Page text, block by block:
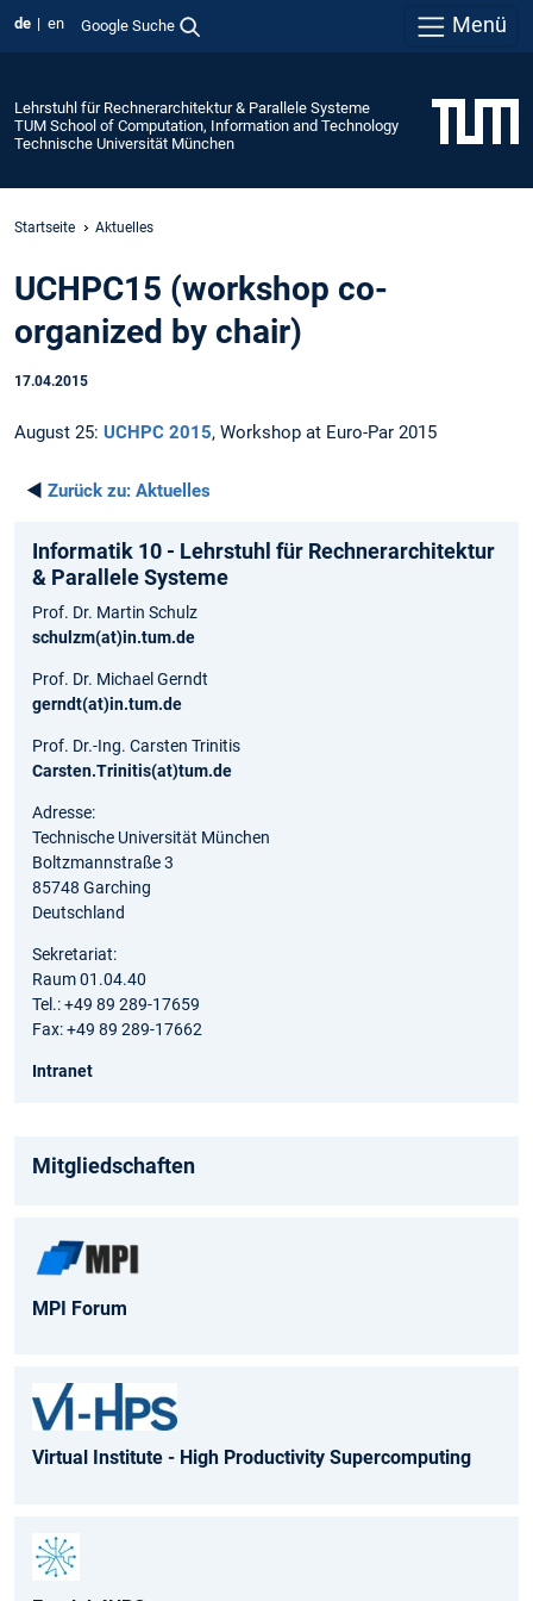
de en Google Suche Menü
Lehrstuhl für Rechnerarchitektur & Parallele Systeme
TUM School of Computation, Information and Technology
Technische Universität München
Startseite Aktuelles
UCHPC15 (workshop co-
organized by chair)
17.04.2015
August 25: UCHPC 2015, Workshop at Euro-Par 2015
◄ Zurück zu: Aktuelles
Informatik 10 - Lehrstuhl für Rechnerarchitektur
& Parallele Systeme
Prof. Dr. Martin Schulz
schulzm(at)in.tum.de
Prof. Dr. Michael Gerndt
gerndt(at)in.tum.de
Prof. Dr.-Ing. Carsten Trinitis
Carsten.Trinitis(at)tum.de
Adresse:
Technische Universität München
Boltzmannstraße 3
85748 Garching
Deutschland
Sekretariat:
Raum 01.04.40
Tel.: +49 89 289-17659
Fax: +49 89 289-17662
Intranet
Mitgliedschaften
MPI Forum
Virtual Institute - High Productivity Supercomputing